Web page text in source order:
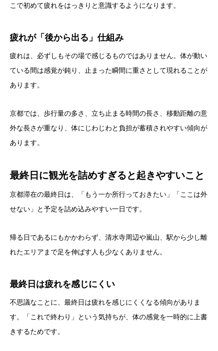
こで初めて疲れをはっきりと意識するようになります。
疲れが「後から出る」仕組み
疲れは、必ずしもその場で感じるものではありません。体が動い
ている間は感覚が鈍り、止まった瞬間に重さとして現れることが
あります。
京都では、歩行量の多さ、立ち止まる時間の長さ、移動距離の意
外な長さが重なり、体にじわじわと負担が蓄積されやすい傾向が
あります。
最終日に観光を詰めすぎると起きやすいこと
京都滞在の最終日は、「もう一か所行っておきたい」「ここは外
せない」と予定を詰め込みやすい一日です。
帰る日であるにもかかわらず、清水寺周辺や嵐山、駅から少し離
れたエリアまで足を伸ばす人も少なくありません。
最終日は疲れを感じにくい
不思議なことに、最終日は疲れを感じにくくなる傾向がありま
す。「これで終わり」という気持ちが、体の感覚を一時的に上書
きするためです。